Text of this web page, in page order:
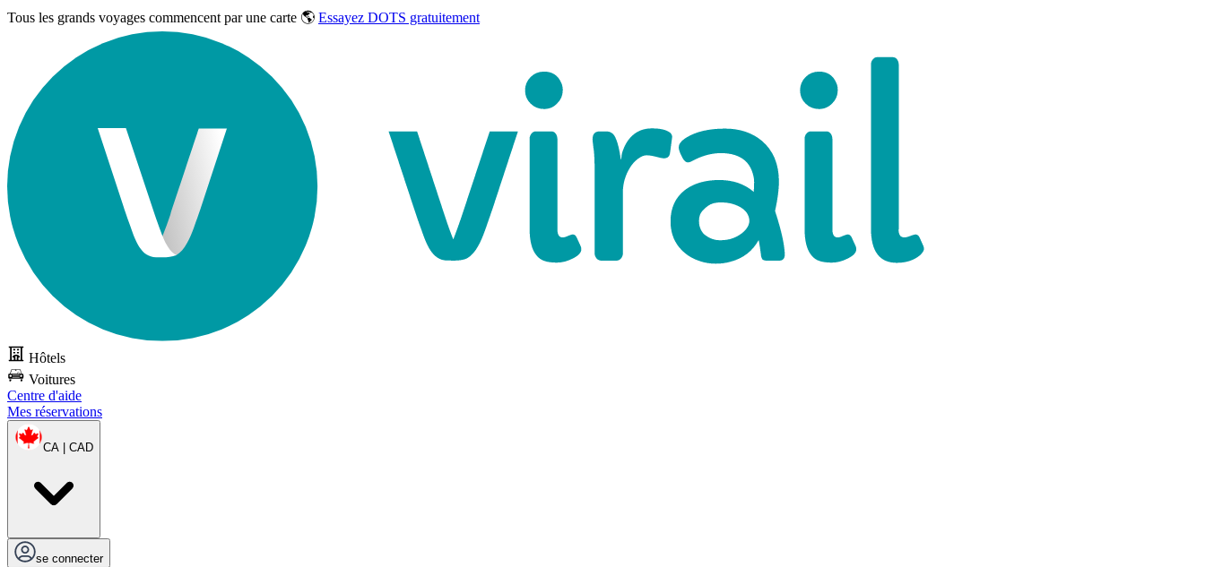
Tous les grands voyages commencent par une carte 🌎 Essayez DOTS gratuitement
Hôtels
Voitures
Centre d'aide
Mes réservations
CA | CAD
se connecter